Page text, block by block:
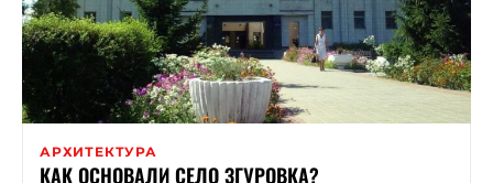
АРХИТЕКТУРА
КАК ОСНОВАЛИ СЕЛО ЗГУРОВКА?